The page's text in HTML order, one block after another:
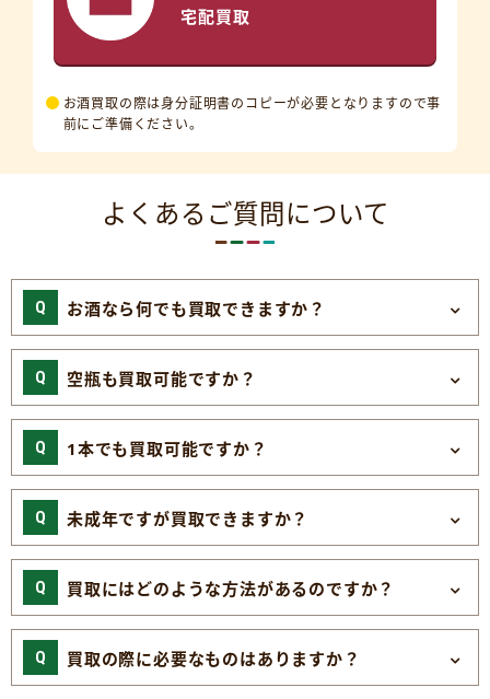
宅配買取
お酒買取の際は身分証明書のコピーが必要となりますので事
前にご準備ください。
よくあるご質問について
お酒なら何でも買取できますか？
空瓶も買取可能ですか？
1本でも買取可能ですか？
未成年ですが買取できますか？
買取にはどのような方法があるのですか？
買取の際に必要なものはありますか？